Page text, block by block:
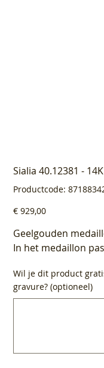
Sialia 40.12381 -
Productcode: Productcode
Prijs
€ 929,00
Geelgouden
In het medaillon
Wil je dit product
gravure? (optioneel)